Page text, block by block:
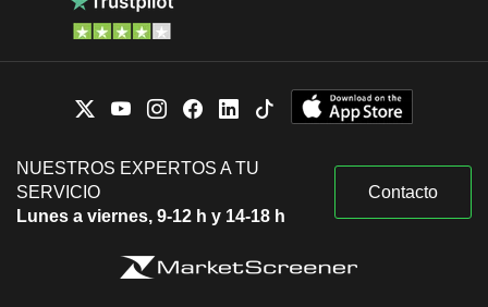
NUESTROS EXPERTOS A TU
SERVICIO
Lunes a viernes, 9-12 h y 14-18 h
Contacto